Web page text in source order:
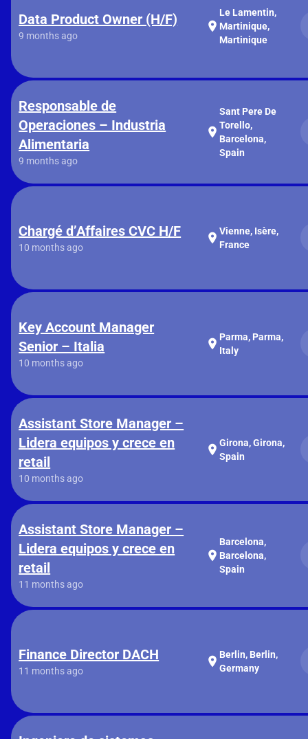
Data Product Owner (H/F)
9 months ago
location_on
Le Lamentin,
Martinique,
Martinique
Responsable de
Operaciones – Industria
Alimentaria
9 months ago
location_on
Sant Pere De
Torello,
Barcelona,
Spain
Chargé d’Affaires CVC H/F
10 months ago
location_on Vienne, Isère,
France
Key Account Manager
Senior – Italia
10 months ago
location_on Parma, Parma,
Italy
Assistant Store Manager –
Lidera equipos y crece en
retail
10 months ago
location_on Girona, Girona,
Spain
Assistant Store Manager –
Lidera equipos y crece en
retail
11 months ago
location_on
Barcelona,
Barcelona,
Spain
Finance Director DACH
11 months ago
location_on Berlin, Berlin,
Germany